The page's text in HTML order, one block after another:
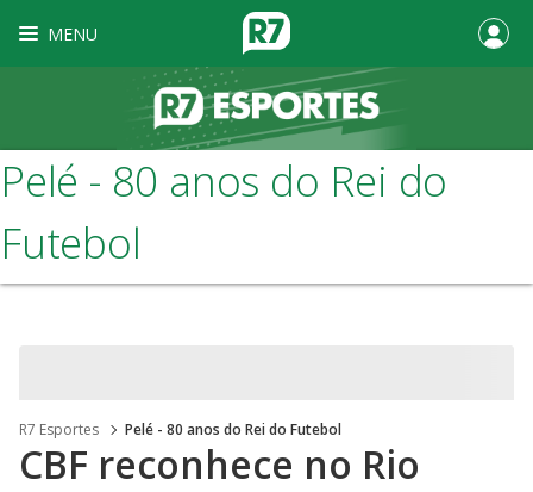
MENU
Pelé - 80 anos do Rei do
Futebol
R7 Esportes Pelé - 80 anos do Rei do Futebol
CBF reconhece no Rio